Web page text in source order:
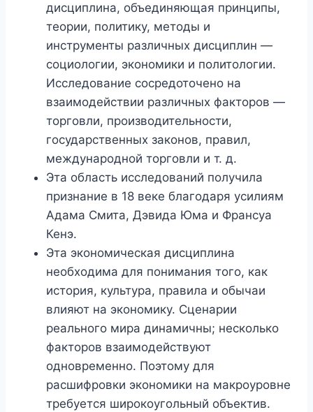
дисциплина, объединяющая принципы,
теории, политику, методы и
инструменты различных дисциплин —
социологии, экономики и политологии.
Исследование сосредоточено на
взаимодействии различных факторов —
торговли, производительности,
государственных законов, правил,
международной торговли и т. д.
Эта область исследований получила
признание в 18 веке благодаря усилиям
Адама Смита, Дэвида Юма и Франсуа
Кенэ.
Эта экономическая дисциплина
необходима для понимания того, как
история, культура, правила и обычаи
влияют на экономику. Сценарии
реального мира динамичны; несколько
факторов взаимодействуют
одновременно. Поэтому для
расшифровки экономики на макроуровне
требуется широкоугольный объектив.